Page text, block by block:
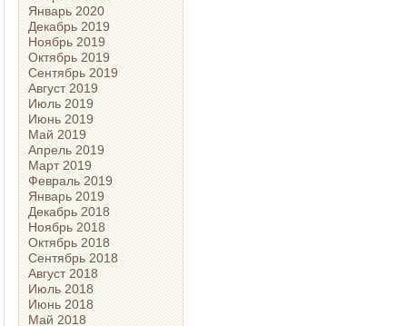
Январь 2020
Декабрь 2019
Ноябрь 2019
Октябрь 2019
Сентябрь 2019
Август 2019
Июль 2019
Июнь 2019
Май 2019
Апрель 2019
Март 2019
Февраль 2019
Январь 2019
Декабрь 2018
Ноябрь 2018
Октябрь 2018
Сентябрь 2018
Август 2018
Июль 2018
Июнь 2018
Май 2018